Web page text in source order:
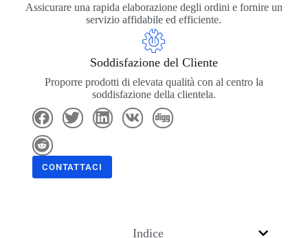
Assicurare una rapida elaborazione degli ordini e fornire un
servizio affidabile ed efficiente.
Soddisfazione del Cliente
Proporre prodotti di elevata qualità con al centro la
soddisfazione della clientela.
CONTATTACI
Indice